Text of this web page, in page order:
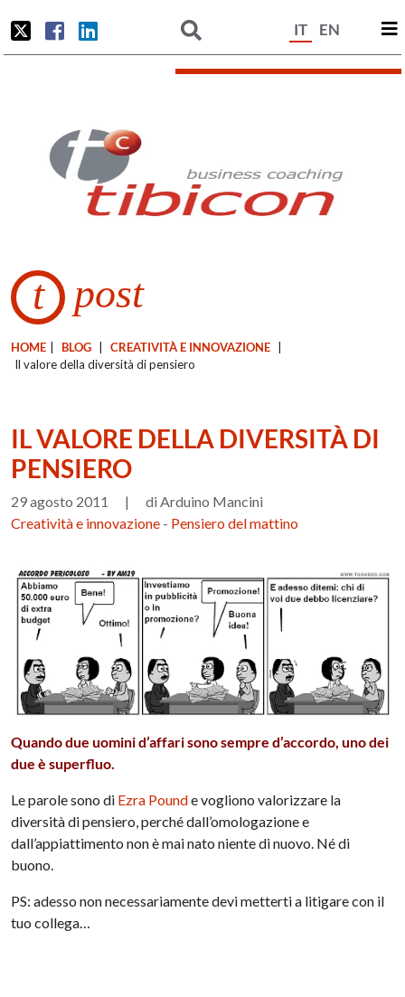
IT EN
t post
HOME BLOG CREATIVITÀ E INNOVAZIONE
Il valore della diversità di pensiero
IL VALORE DELLA DIVERSITÀ DI
PENSIERO
29 agosto 2011 |
di Arduino Mancini
Creatività e innovazione - Pensiero del mattino
Quando due uomini d’affari sono sempre d’accordo, uno dei
due è superfluo.
Le parole sono di Ezra Pounde vogliono valorizzare la
diversità di pensiero, perché dall’omologazione e
dall’appiattimento non è mai nato niente di nuovo. Né di
buono.
PS: adesso non necessariamente devi metterti a litigare con il
tuo collega…